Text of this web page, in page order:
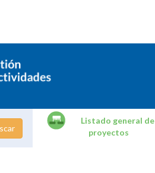
Listado general de
proyectos